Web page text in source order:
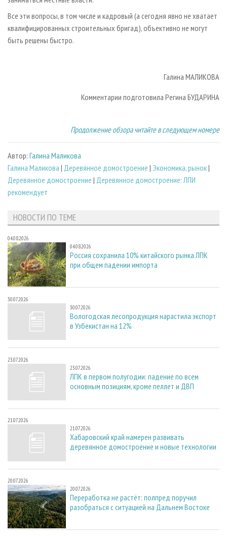
Все эти вопросы, в том числе и кадровый (а сегодня явно не хватает
квалифицированных строительных бригад), объективно не могут
быть решены быстро.
Галина МАЛИКОВА
Комментарии подготовила Регина БУДАРИНА
Продолжение обзора читайте в следующем номере
Автор: Галина Маликова
Галина Маликова | Деревянное домостроение | Экономика, рынок|
Деревянное домостроение | Деревянное домостроение: ЛПИ
рекомендует
НОВОСТИ ПО ТЕМЕ
04.08.2026
04.08.2026
Россия сохранила 10% китайского рынка ЛПК
при общем падении импорта
30.07.2026
30.07.2026
Вологодская лесопродукция нарастила экспорт
в Узбекистан на 12%
23.07.2026
23.07.2026
ЛПК в первом полугодии: падение по всем
основным позициям, кроме пеллет и ДВП
21.07.2026
21.07.2026
Хабаровский край намерен развивать
деревянное домостроение и новые технологии
20.07.2026
20.07.2026
Переработка не растёт: полпред поручил
разобраться с ситуацией на Дальнем Востоке